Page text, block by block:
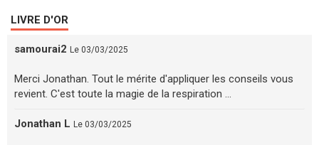
LIVRE D'OR
samourai2 Le 03/03/2025
Merci Jonathan. Tout le mérite d'appliquer les conseils vous
revient. C'est toute la magie de la respiration ...
Jonathan L Le 03/03/2025